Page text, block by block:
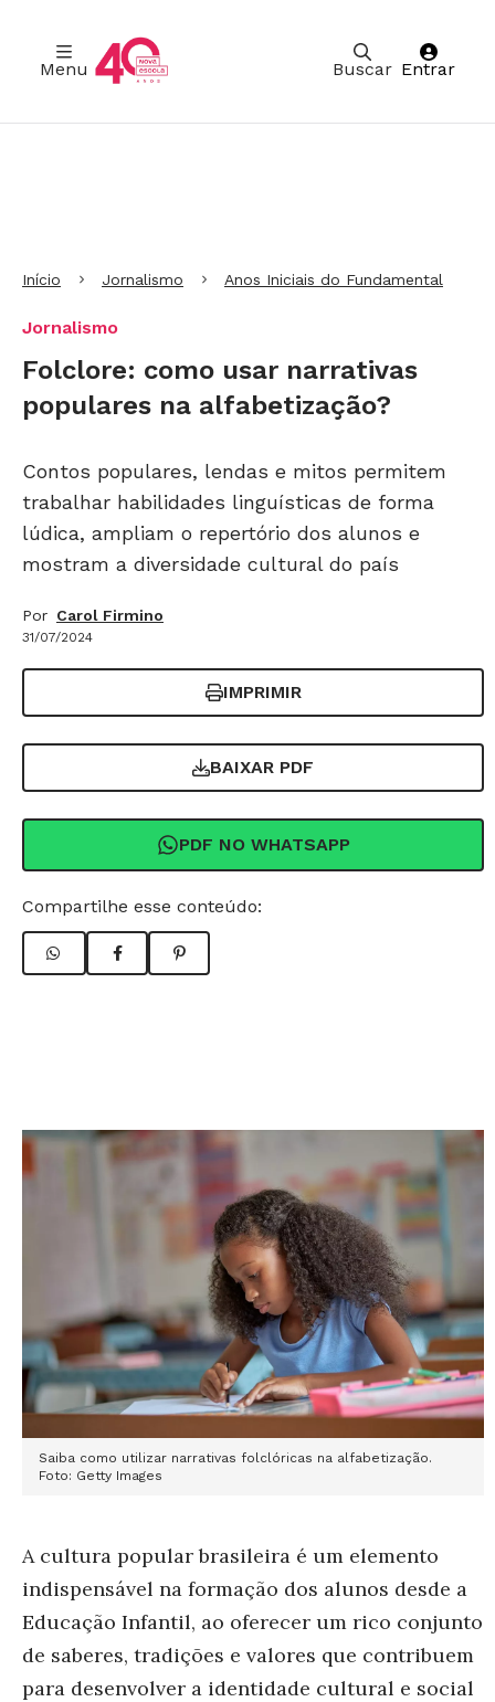
Buscar
Menu Entrar
Início Jornalismo Anos Iniciais do Fundamental
Jornalismo
Folclore: como usar narrativas
populares na alfabetização?
Contos populares, lendas e mitos permitem
trabalhar habilidades linguísticas de forma
lúdica, ampliam o repertório dos alunos e
mostram a diversidade cultural do país
Por Carol Firmino
31/07/2024
IMPRIMIR
BAIXAR PDF
PDF NO WHATSAPP
Compartilhe esse conteúdo:
Saiba como utilizar narrativas folclóricas na alfabetização.
Foto: Getty Images
A cultura popular brasileira é um elemento
indispensável na formação dos alunos desde a
Educação Infantil, ao oferecer um rico conjunto
de saberes, tradições e valores que contribuem
para desenvolver a identidade cultural e social